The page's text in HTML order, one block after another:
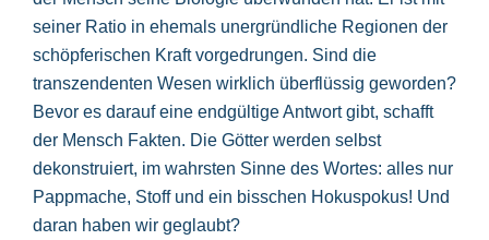
seiner Ratio in ehemals unergründliche Regionen der
schöpferischen Kraft vorgedrungen. Sind die
transzendenten Wesen wirklich überflüssig geworden?
Bevor es darauf eine endgültige Antwort gibt, schafft
der Mensch Fakten. Die Götter werden selbst
dekonstruiert, im wahrsten Sinne des Wortes: alles nur
Pappmache, Stoff und ein bisschen Hokuspokus! Und
daran haben wir geglaubt?